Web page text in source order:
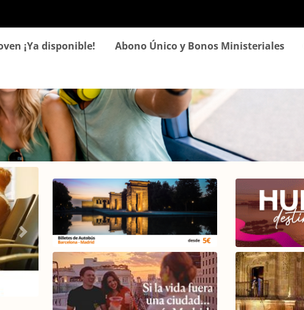
contenido
¡Ya disponible! Abono Único y Bonos Ministeriales
Carrusel Agencias
Destinos
Siguiente